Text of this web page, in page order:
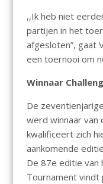
,,Ik heb niet
partijen in het
afgesloten”, gaat
een toernooi om
Winnaar
De
werd winnaar van
kwalificeert zich
aankomende
De 87e editie van
Tournament vindt